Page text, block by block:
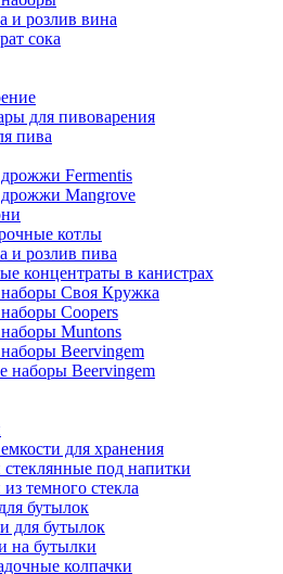
и розлив вина
сока
для пивоварения
пива
Fermentis
Mangrove
котлы
и розлив пива
концентраты в канистрах
Своя Кружка
Coopers
Muntons
Beervingem
наборы Beervingem
для хранения
под напитки
темного стекла
бутылок
для бутылок
на бутылки
колпачки